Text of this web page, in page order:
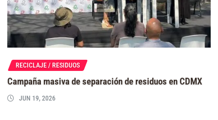
RECICLAJE / RESIDUOS
Campaña masiva de separación de residuos en CDMX
JUN 19, 2026